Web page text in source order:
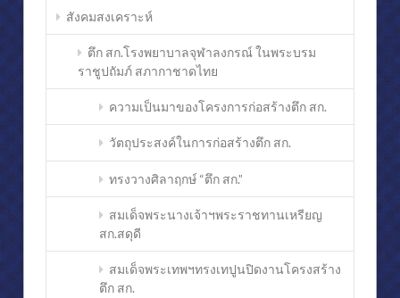
สังคมสงเคราะห์
ตึก สก.โรงพยาบาลจุฬาลงกรณ์ ในพระบรม
ราชูปถัมภ์ สภากาชาดไทย
ความเป็นมาของโครงการก่อสร้างตึก สก.
วัตถุประสงค์ในการก่อสร้างตึก สก.
ทรงวางศิลาฤกษ์ “ตึก สก.”
สมเด็จพระนางเจ้าฯพระราชทานเหรียญ
สก.สดุดี
สมเด็จพระเทพฯทรงเทปูนปิดงานโครงสร้าง
ตึก สก.